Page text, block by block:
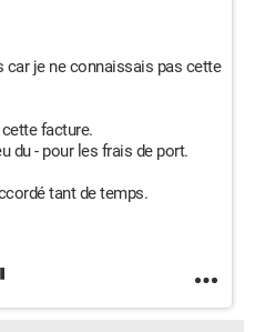
car je ne connaissais pas cette
facture.
du - pour les frais de port.
tant de temps.